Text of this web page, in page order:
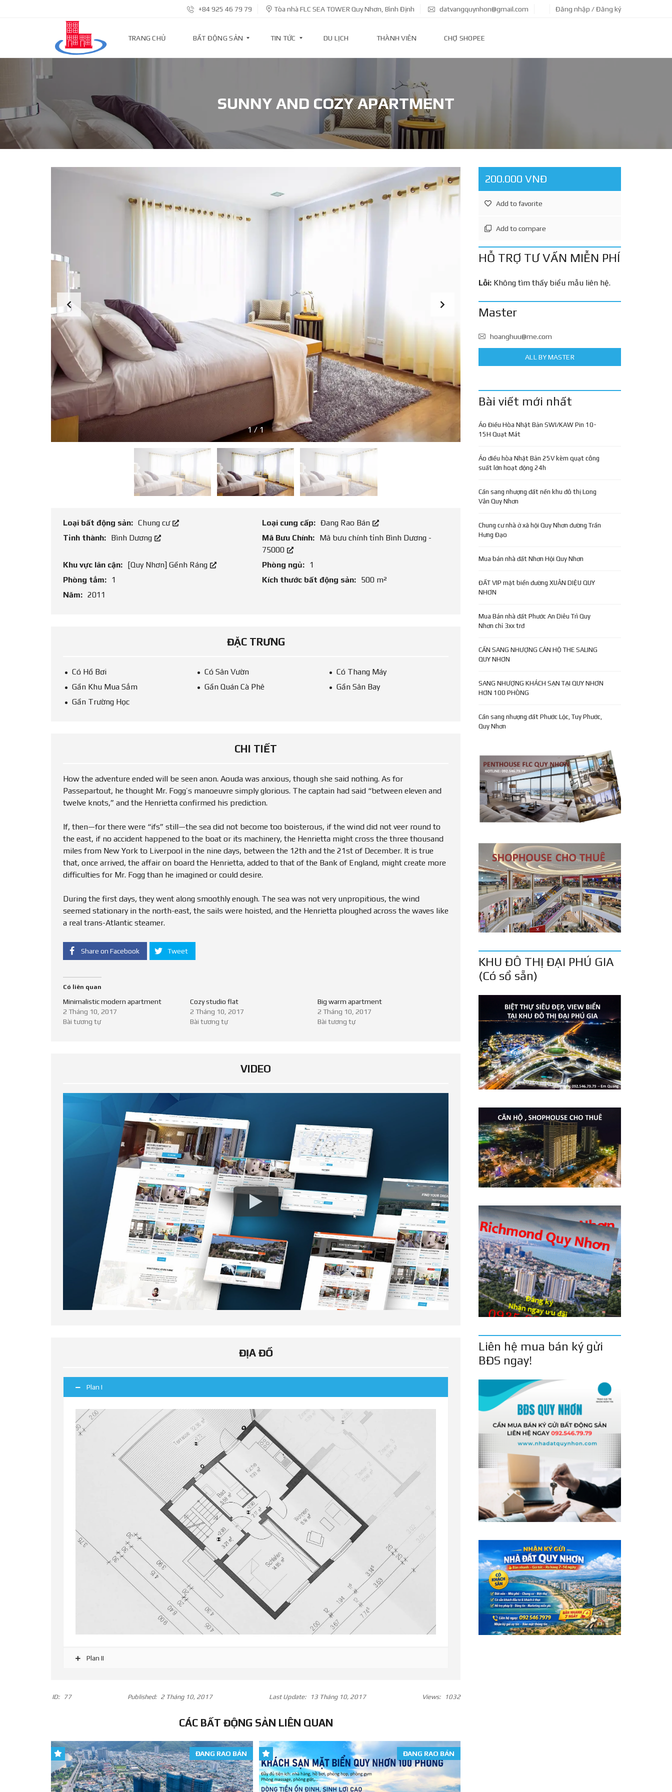
+84 925 46 79 79 Tòa nhà FLC SEA TOWER Quy Nhơn, Bình Định datvangquynhon@gmail.com Đăng nhập / Đăng ký
TRANG CHỦ BẤT ĐỘNG SẢN
Ố
Đ
Ấ
T
Ề
À
Ê
TIN TỨC
N
Ý
DU LỊCH THÀNH VIÊN CHỢ SHOPEE
SUNNY AND COZY APARTMENT
1/1
Loại bất động sản: Chung cư Loại cung cấp: Đang Rao Bán
Tỉnh thành: Bình Dương Mã Bưu Chính: Mã bưu chính tỉnh Bình Dương -
75000
Khu vực lân cận:
[Quy Nhơn] Gềnh Ráng Phòng ngủ: 1
Phòng tắm: 1 Kích thước bất động sản: 500 m²
Năm: 2011
ĐẶC TRƯNG
Có Hồ Bơi Có Sân Vườn
Có Thang Máy
Gần Khu Mua Sắm
Gần Quán Cà Phê
Gần Sân Bay
Gần Trường Học
CHI TIẾT
How the adventure ended will be seen anon. Aouda was anxious, though she said nothing. As for
Passepartout, he thought Mr. Fogg’s manoeuvre simply glorious. The captain had said “between eleven and
twelve knots,” and the Henrietta confirmed his prediction.
If, then—for there were “ifs” still—the sea did not become too boisterous, if the wind did not veer round to
the east, if no accident happened to the boat or its machinery, the Henrietta might cross the three thousand
miles from New York to Liverpool in the nine days, between the 12th and the 21st of December. It is true
that, once arrived, the affair on board the Henrietta, added to that of the Bank of England, might create more
difficulties for Mr. Fogg than he imagined or could desire.
During the first days, they went along smoothly enough. The sea was not very unpropitious, the wind
seemed stationary in the north-east, the sails were hoisted, and the Henrietta ploughed across the waves like
a real trans-Atlantic steamer.
Share on Facebook Tweet
Có liên quan
Minimalistic modern apartment
2 Tháng 10, 2017
Bài tương tự
Cozy studio flat
2 Tháng 10, 2017
Bài tương tự
Big warm apartment
2 Tháng 10, 2017
Bài tương tự
VIDEO
ĐỊA ĐỒ
Plan I
Plan II
ID: 77 Published: 2 Tháng 10, 2017 Last Update: 13 Tháng 10, 2017 Views: 1032
CÁC BẤT ĐỘNG SẢN LIÊN QUAN
ĐANG RAO BÁN ĐANG RAO BÁN
200.000 VNĐ
Add to favorite
Add to compare
HỖ TRỢ TƯ VẤN MIỄN PHÍ
Lỗi: Không tìm thấy biểu mẫu liên hệ.
Master
hoanghuu@me.com
ALL BY MASTER
Bài viết mới nhất
Áo Điều Hòa Nhật Bản SWI/KAW Pin 10-
15H Quạt Mát
Áo điều hòa Nhật Bản 25V kèm quạt công
suất lớn hoạt động 24h
Cần sang nhượng đất nền khu đô thị Long
Vân Quy Nhơn
Chung cư nhà ở xã hội Quy Nhơn đường Trần
Hưng Đạo
Mua bán nhà đất Nhơn Hội Quy Nhơn
ĐẤT VIP mặt biển đường XUÂN DIỆU QUY
NHƠN
Mua Bán nhà đất Phước An Diêu Trì Quy
Nhơn chỉ 3xx trđ
CẦN SANG NHƯỢNG CĂN HỘ THE SALING
QUY NHƠN
SANG NHƯỢNG KHÁCH SẠN TẠI QUY NHƠN
HƠN 100 PHÒNG
Cần sang nhượng đất Phước Lộc, Tuy Phước,
Quy Nhơn
KHU ĐÔ THỊ ĐẠI PHÚ GIA
(Có sổ sẵn)
Liên hệ mua bán ký gửi
BĐS ngay!